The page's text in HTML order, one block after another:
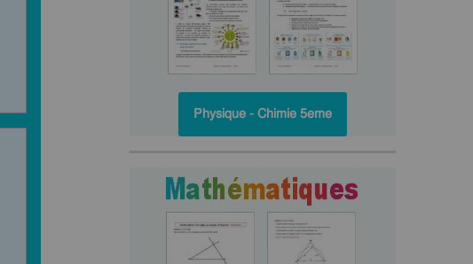
Physique - Chimie 5eme